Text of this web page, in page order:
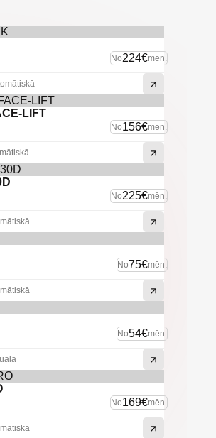
tipa ātruma pāŗslēgiem.
ar bluetooth savienojamību.
parkošanās sensori.
gaismas.
No224€mēn.
LIFT
No156€mēn.
No225€mēn.
No75€mēn.
No54€mēn.
No169€mēn.